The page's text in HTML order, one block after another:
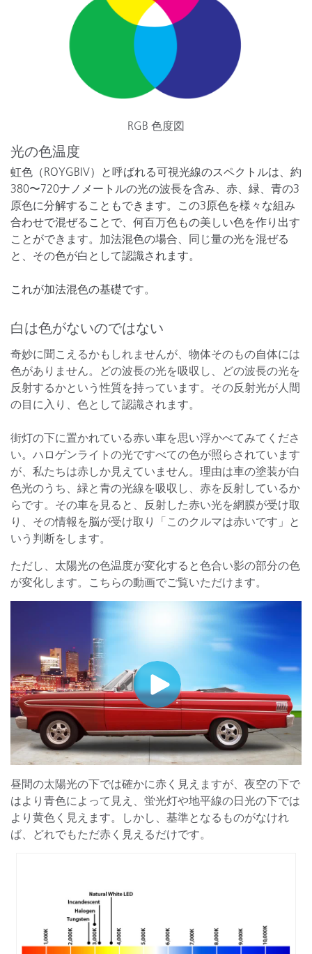
RGB 色度図
光の色温度
虹色（ROYGBIV）と呼ばれる可視光線のスペクトルは、約
380〜720ナノメートルの光の波長を含み、赤、緑、青の3
原色に分解することもできます。この3原色を様々な組み
合わせで混ぜることで、何百万色もの美しい色を作り出す
ことができます。加法混色の場合、同じ量の光を混ぜる
と、その色が白として認識されます。
これが加法混色の基礎です。
白は色がないのではない
奇妙に聞こえるかもしれませんが、物体そのもの自体には
色がありません。どの波長の光を吸収し、どの波長の光を
反射するかという性質を持っています。その反射光が人間
の目に入り、色として認識されます。
街灯の下に置かれている赤い車を思い浮かべてみてくださ
い。ハロゲンライトの光ですべての色が照らされています
が、私たちは赤しか見えていません。理由は車の塗装が白
色光のうち、緑と青の光線を吸収し、赤を反射しているか
らです。その車を見ると、反射した赤い光を網膜が受け取
り、その情報を脳が受け取り「このクルマは赤いです」と
いう判断をします。
ただし、太陽光の色温度が変化すると色合い影の部分の色
が変化します。こちらの動画でご覧いただけます。
昼間の太陽光の下では確かに赤く見えますが、夜空の下で
はより青色によって見え、蛍光灯や地平線の日光の下では
より黄色く見えます。しかし、基準となるものがなけれ
ば、どれでもただ赤く見えるだけです。